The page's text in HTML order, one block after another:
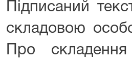
Підписаний
складовою
Про